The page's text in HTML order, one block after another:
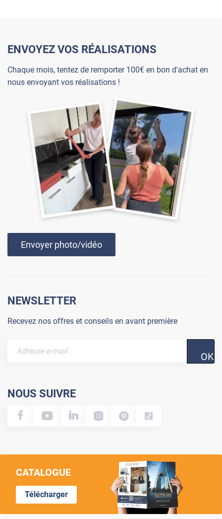
ENVOYEZ VOS RÉALISATIONS
Chaque mois, tentez de remporter 100€ en bon d'achat en
nous envoyant vos réalisations !
Envoyer photo/vidéo
NEWSLETTER
Recevez nos offres et conseils en avant première
OK
NOUS SUIVRE
CATALOGUE
Télécharger